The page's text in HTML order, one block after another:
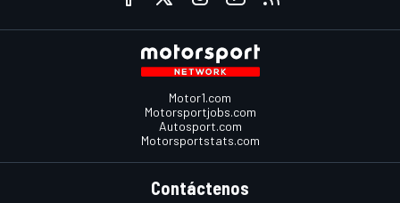
Motor1.com
Motorsportjobs.com
Autosport.com
Motorsportstats.com
Contáctenos